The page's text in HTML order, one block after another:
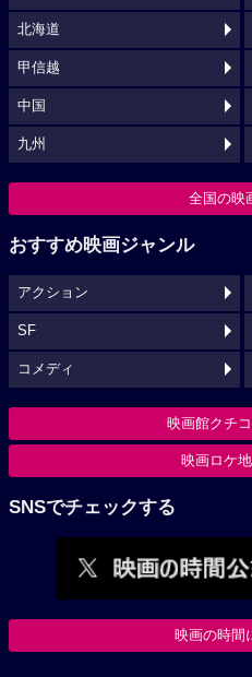
北海道
甲信越
中国
九州
全国の映
おすすめ映画ジャンル
アクション
SF
コメディ
映画館クチ
映画ロケ
SNSでチェックする
映画の時間